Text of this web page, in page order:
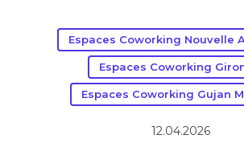
Espaces Coworking Nouvelle
Espaces Coworking
Espaces Coworking Gujan
12.04.2026